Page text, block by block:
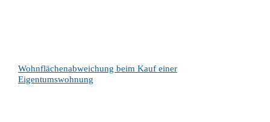
Wohnflächenabweichung beim Kauf einer
Eigentumswohnung